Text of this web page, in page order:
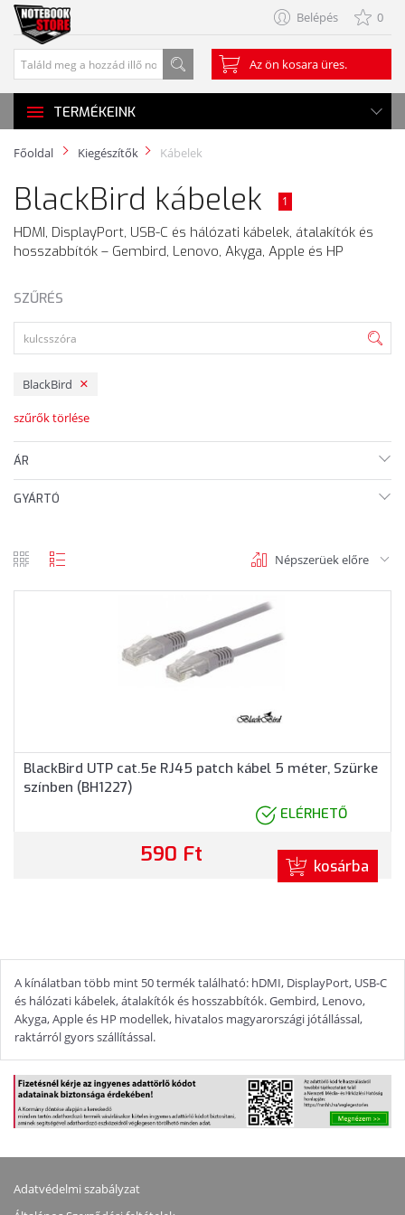
Belépés 0
Az ön kosara üres.
TERMÉKEINK
Főoldal Kiegészítők Kábelek
BlackBird kábelek 1
HDMI, DisplayPort, USB-C és hálózati kábelek, átalakítók és
hosszabbítók – Gembird, Lenovo, Akyga, Apple és HP
SZŰRÉS
BlackBird
szűrők törlése
ÁR
GYÁRTÓ
Népszerüek előre
BlackBird UTP cat.5e RJ45 patch kábel 5 méter, Szürke
színben (BH1227)
ELÉRHETŐ
590 Ft kosárba
A kínálatban több mint 50 termék található: hDMI, DisplayPort, USB-C
és hálózati kábelek, átalakítók és hosszabbítók. Gembird, Lenovo,
Akyga, Apple és HP modellek, hivatalos magyarországi jótállással,
raktárról gyors szállítással.
Adatvédelmi szabályzat